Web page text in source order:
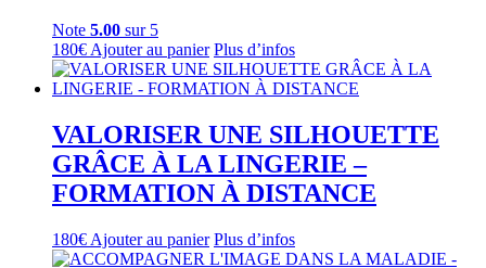
Note 5.00 sur 5
180€ Ajouter au panier Plus d’infos
VALORISER UNE SILHOUETTE
GRÂCE À LA LINGERIE –
FORMATION À DISTANCE
180€ Ajouter au panier Plus d’infos